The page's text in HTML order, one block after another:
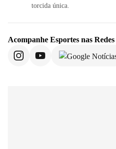
torcida única.
Acompanhe Esportes nas